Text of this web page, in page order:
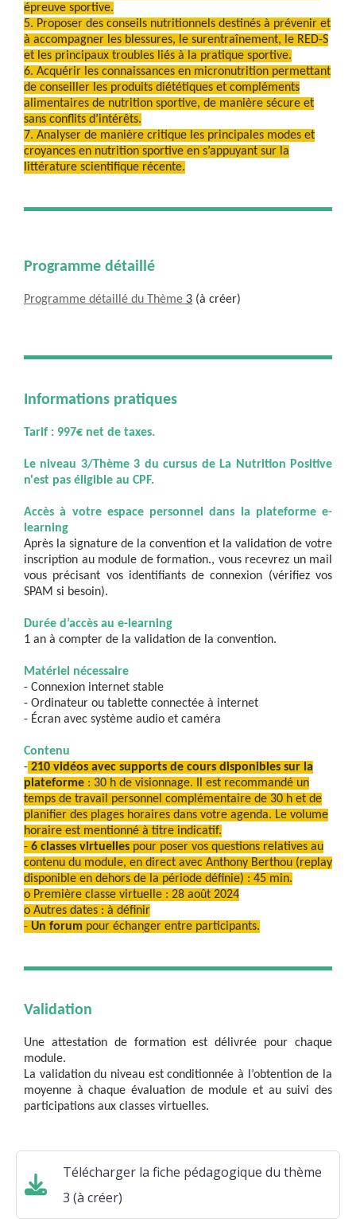
épreuve sportive.
5. Proposer des conseils nutritionnels destinés à prévenir et
à accompagner les blessures, le surentraînement, le RED-S
et les principaux troubles liés à la pratique sportive.
6. Acquérir les connaissances en micronutrition permettant
de conseiller les produits diététiques et compléments
alimentaires de nutrition sportive, de manière sécure et
sans conflits d’intérêts.
7. Analyser de manière critique les principales modes et
croyances en nutrition sportive en s’appuyant sur la
littérature scientifique récente.
Programme détaillé
Programme détaillé du Thème 3 (à créer)
Informations pratiques
Tarif : 997€ net de taxes.
Le niveau 3/Thème 3 du cursus de La Nutrition Positive
n'est pas éligible au CPF.
Accès à votre espace personnel dans la plateforme e-
learning
Après la signature de la convention et la validation de votre
inscription au module de formation., vous recevrez un mail
vous précisant vos identifiants de connexion (vérifiez vos
SPAM si besoin).
Durée d’accès au e-learning
1 an à compter de la validation de la convention.
Matériel nécessaire
- Connexion internet stable
- Ordinateur ou tablette connectée à internet
- Écran avec système audio et caméra
Contenu
- 210 vidéos avec supports de cours disponibles sur la
plateforme : 30 h de visionnage. Il est recommandé un
temps de travail personnel complémentaire de 30 h et de
planifier des plages horaires dans votre agenda. Le volume
horaire est mentionné à titre indicatif.
- 6 classes virtuelles pour poser vos questions relatives au
contenu du module, en direct avec Anthony Berthou (replay
disponible en dehors de la période définie) : 45 min.
o Première classe virtuelle : 28 août 2024
o Autres dates : à définir
- Un forum pour échanger entre participants.
Validation
Une attestation de formation est délivrée pour chaque
module.
La validation du niveau est conditionnée à l’obtention de la
moyenne à chaque évaluation de module et au suivi des
participations aux classes virtuelles.
Télécharger la fiche pédagogique du thème
3 (à créer)